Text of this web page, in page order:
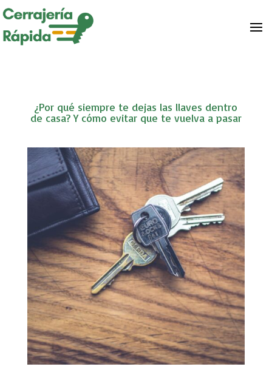
¿Por qué siempre te dejas las llaves dentro
de casa? Y cómo evitar que te vuelva a pasar